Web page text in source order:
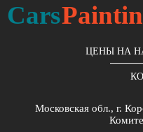
Cars
ЦЕНЫ НА
Московская обл., г.